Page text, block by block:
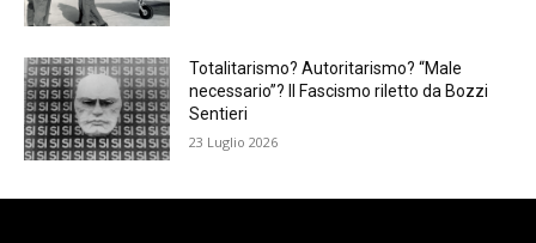
Totalitarismo? Autoritarismo? “Male
necessario”? Il Fascismo riletto da Bozzi
Sentieri
23 Luglio 2026